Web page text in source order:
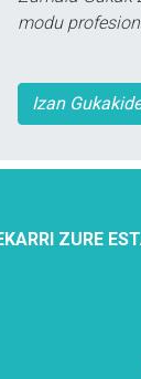
modu
Izan Gukakide
ZURE